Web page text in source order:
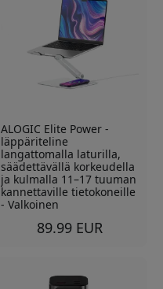
ALOGIC Elite Power -
läppäriteline
langattomalla laturilla,
säädettävällä korkeudella
ja kulmalla 11–17 tuuman
kannettaville tietokoneille
- Valkoinen
89.99 EUR